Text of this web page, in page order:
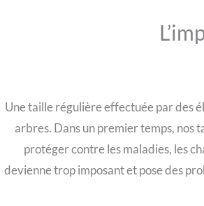
Une taille régulière effectuée par des
arbres. Dans un premier temps, nos
protéger contre les maladies, les
devienne trop imposant et pose des